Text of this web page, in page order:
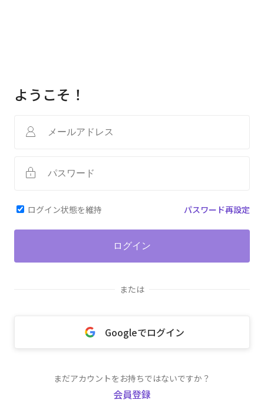
ようこそ！
ログイン状態を維持 パスワード再設定
ログイン
または
Googleでログイン
まだアカウントをお持ちではないですか？
会員登録